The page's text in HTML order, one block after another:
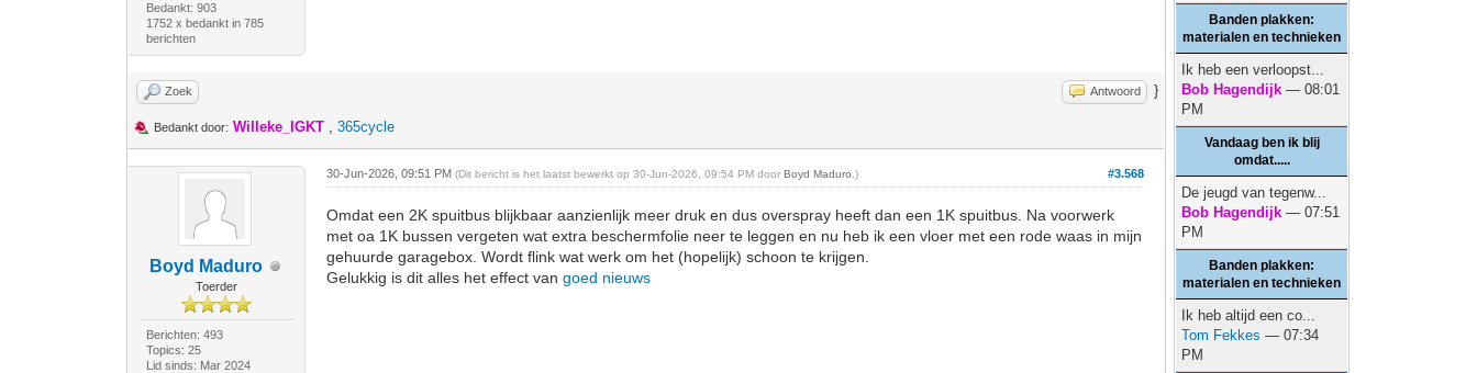
Bedankt: 903
1752 x bedankt in 785
berichten
Zoek Antwoord }
Bedankt door: Willeke_IGKT ,365cycle
Boyd Maduro
Toerder
Berichten: 493
Topics: 25
Lid sinds: Mar 2024
#3.568
30-Jun-2026, 09:51 PM(Dit bericht is het laatst bewerkt op 30-Jun-2026, 09:54 PM doorBoyd Maduro .)
Omdat een 2K spuitbus blijkbaar aanzienlijk meer druk en dus overspray heeft dan een 1K spuitbus. Na voorwerk
met oa 1K bussen vergeten wat extra beschermfolie neer te leggen en nu heb ik een vloer met een rode waas in mijn
gehuurde garagebox. Wordt flink wat werk om het (hopelijk) schoon te krijgen.
Gelukkig is dit alles het effect vangoed nieuws
Banden plakken:
materialen en technieken
Ik heb een verloopst...
Bob Hagendijk — 08:01
PM
Vandaag ben ik blij
omdat.....
De jeugd van tegenw...
Bob Hagendijk — 07:51
PM
Banden plakken:
materialen en technieken
Ik heb altijd een co...
Tom Fekkes — 07:34
PM